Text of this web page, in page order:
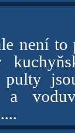
není to
pulty
a